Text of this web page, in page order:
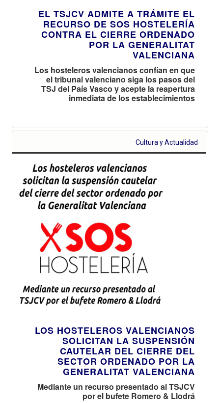
EL TSJCV ADMITE A TRÁMITE EL
RECURSO DE SOS HOSTELERÍA
CONTRA EL CIERRE ORDENADO
POR LA GENERALITAT
VALENCIANA
Los hosteleros valencianos confían en que
el tribunal valenciano siga los pasos del
TSJ del País Vasco y acepte la reapertura
inmediata de los establecimientos
Cultura y Actualidad
LOS HOSTELEROS VALENCIANOS
SOLICITAN LA SUSPENSIÓN
CAUTELAR DEL CIERRE DEL
SECTOR ORDENADO POR LA
GENERALITAT VALENCIANA
Mediante un recurso presentado al TSJCV
por el bufete Romero & Llodrá